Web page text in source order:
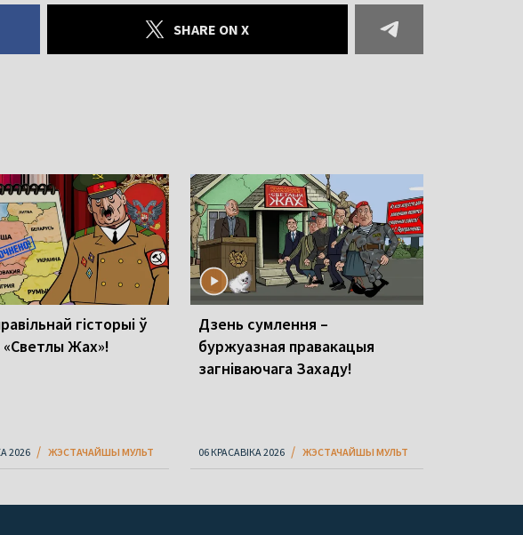
SHARE ON X
гісторыі ў
«Светлы Жах»!
2026 ЖЭСТАЧАЙШЫ МУЛЬТ
Дзень сумлення –
буржуазная правакацыя
загніваючага Захаду!
06 КРАСАВІКА 2026 ЖЭСТАЧАЙШЫ МУЛЬТ